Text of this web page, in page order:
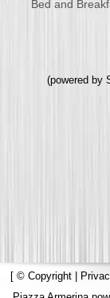
Bed and
(powered by
[ © Copyright |